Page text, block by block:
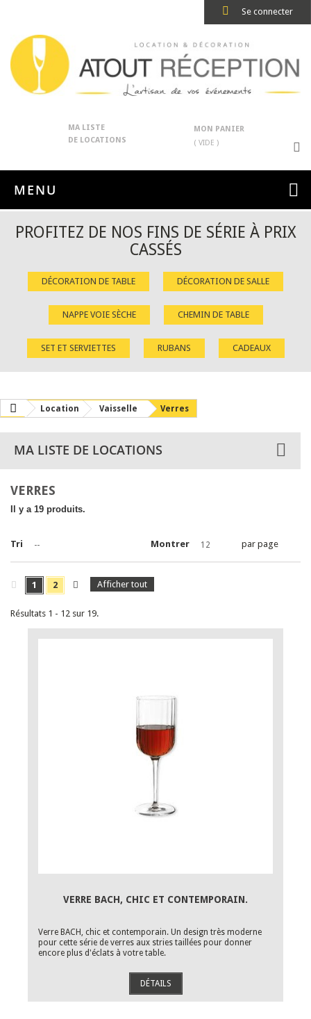
Se connecter
MA LISTE
DE LOCATIONS
MON PANIER
( VIDE )
MENU
PROFITEZ DE NOS FINS DE SÉRIE À PRIX
CASSÉS
DÉCORATION DE TABLE DÉCORATION DE SALLE
NAPPE VOIE SÈCHE CHEMIN DE TABLE
SET ET SERVIETTES RUBANS CADEAUX
Location Vaisselle Verres
MA LISTE DE LOCATIONS
VERRES
Il y a 19 produits.
Tri -- Montrer 12 par page
Afficher tout
1 2
Résultats 1 - 12 sur 19.
VERRE BACH, CHIC ET CONTEMPORAIN.
Verre BACH, chic et contemporain. Un design très moderne
pour cette série de verres aux stries taillées pour donner
encore plus d'éclats à votre table.
DÉTAILS